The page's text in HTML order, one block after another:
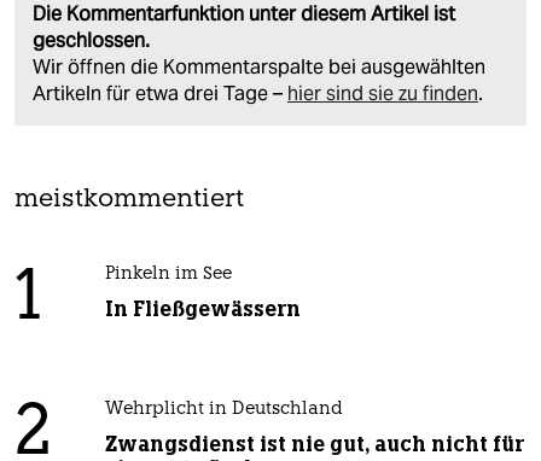
Die Kommentarfunktion unter diesem Artikel ist
geschlossen.
Wir öffnen die Kommentarspalte bei ausgewählten
Artikeln für etwa drei Tage – hier sind sie zu finden.
meistkommentiert
1 Pinkeln im See
In Fließgewässern
2 Wehrplicht in Deutschland
Zwangsdienst ist nie gut, auch nicht für